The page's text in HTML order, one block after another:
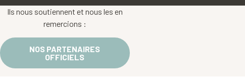
Ils nous soutiennent et nous les en
remercions :
NOS PARTENAIRES
OFFICIELS